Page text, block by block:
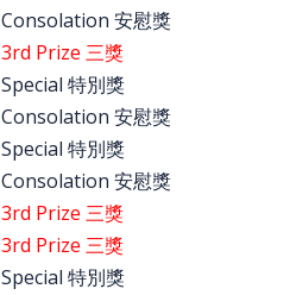
Consolation 安慰獎
3rd Prize 三獎
Special 特別獎
Consolation 安慰獎
Special 特別獎
Consolation 安慰獎
3rd Prize 三獎
3rd Prize 三獎
Special 特別獎